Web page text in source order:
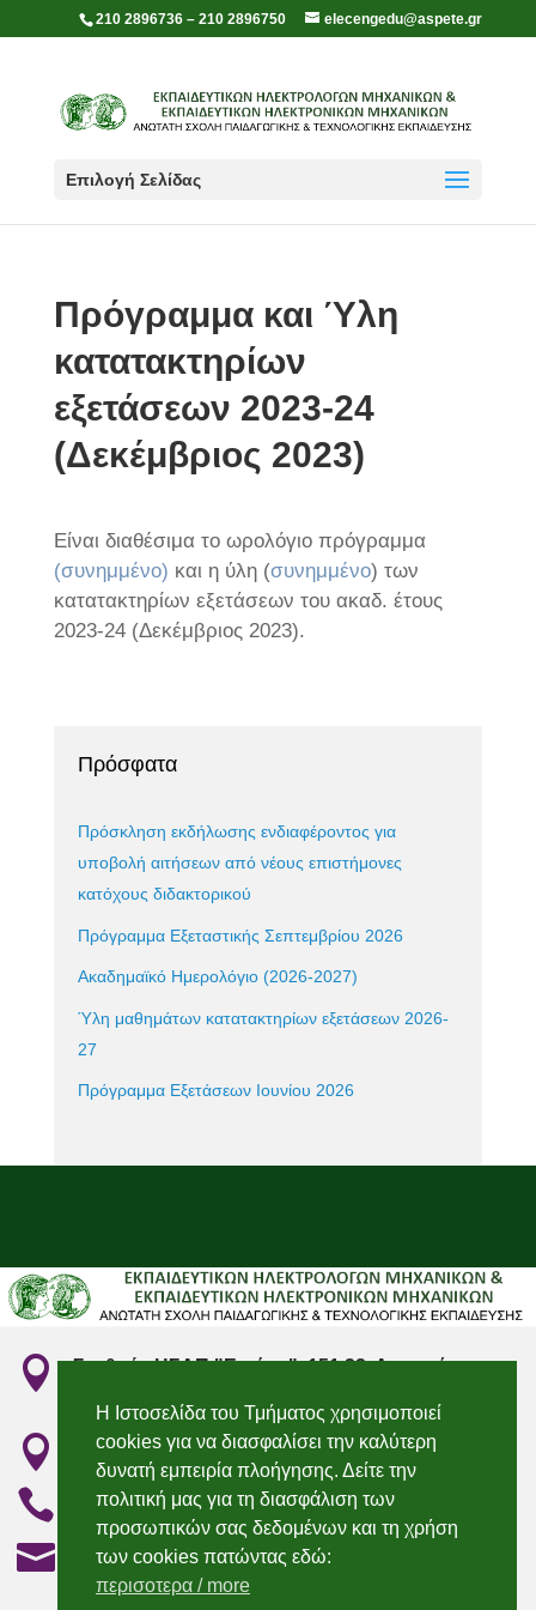
210 2896736 – 210 2896750 elecengedu@aspete.gr
Επιλογή Σελίδας
Πρόγραμμα και Ύλη
κατατακτηρίων
εξετάσεων 2023-24
(Δεκέμβριος 2023)
Είναι διαθέσιμα το ωρολόγιο πρόγραμμα
(συνημμένο) και η ύλη (συνημμένο) των
κατατακτηρίων εξετάσεων του ακαδ. έτους
2023-24 (Δεκέμβριος 2023).
Πρόσφατα
Πρόσκληση εκδήλωσης ενδιαφέροντος για
υποβολή αιτήσεων από νέους επιστήμονες
κατόχους διδακτορικού
Πρόγραμμα Εξεταστικής Σεπτεμβρίου 2026
Ακαδημαϊκό Ημερολόγιο (2026-2027)
Ύλη μαθημάτων κατατακτηρίων εξετάσεων 2026-
27
Πρόγραμμα Εξετάσεων Ιουνίου 2026

Σταθμός ΗΣΑΠ "Ειρήνη", 151 22, Αμαρούσιο
 "Irini" Metro station, 151 22, Marousi, Attiki
 210 2896736 & 210 2896750
 elecengedu@aspete.gr
Η Ιστοσελίδα του Τμήματος χρησιμοποιεί
cookies για να διασφαλίσει την καλύτερη
δυνατή εμπειρία πλοήγησης. Δείτε την
πολιτική μας για τη διασφάλιση των
προσωπικών σας δεδομένων και τη χρήση
των cookies πατώντας εδώ:
περισοτερα / more